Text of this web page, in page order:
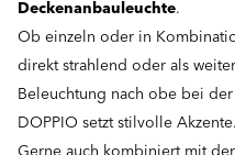
Deckenanbauleuchte.
Ob einzeln oder in
direkt strahlend oder als
Beleuchtung nach obe bei der
DOPPIO setzt stilvolle Akzente.